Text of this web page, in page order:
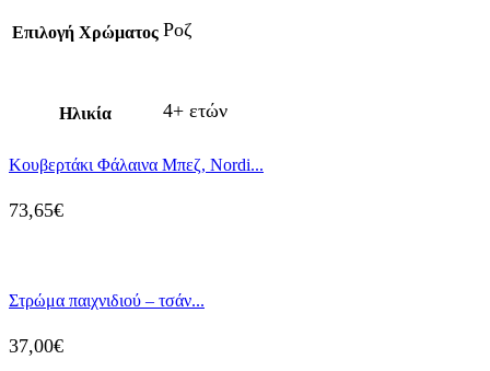
Επιλογή Χρώματος Ροζ
Ηλικία 4+ ετών
Κουβερτάκι Φάλαινα Μπεζ, Nordi...
73,65€
Στρώμα παιχνιδιού – τσάν...
37,00€